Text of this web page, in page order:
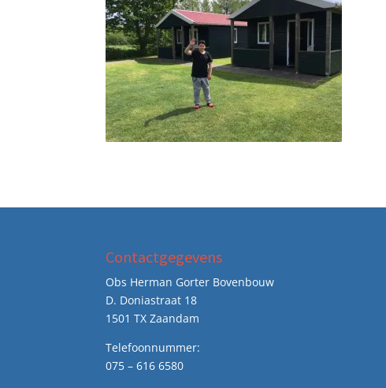
Contactgegevens
Obs Herman Gorter Bovenbouw
D. Doniastraat 18
1501 TX Zaandam
Telefoonnummer:
075 – 616 6580